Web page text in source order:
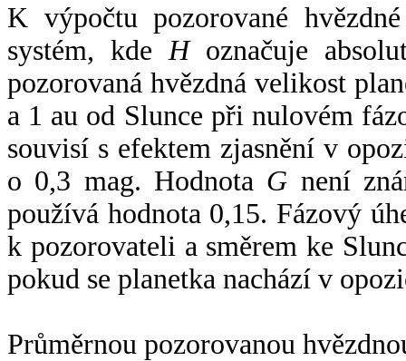
K výpočtu pozorované
systém, kde Hoznačuje
pozorovaná hvězdná velikost
a 1 au od Slunce při nulovém
souvisí s efektem zjasnění v
o 0,3 mag. Hodnota G není
používá hodnota 0,15. Fázový
k pozorovateli a směrem ke
pokud se planetka nachází v
Průměrnou pozorovanou